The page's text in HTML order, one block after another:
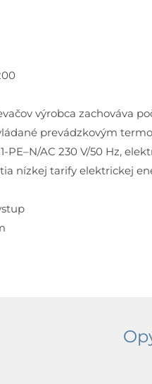
výrobca zachováva
prevádzkovým
PE–N/AC 230 V/50 Hz,
nízkej tarify elektrickej